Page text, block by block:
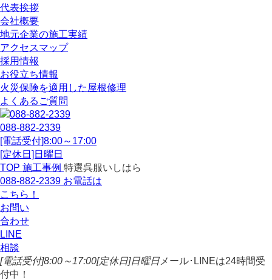
代表挨拶
会社概要
地元企業の施工実績
アクセスマップ
採用情報
お役立ち情報
火災保険を適用した屋根修理
よくあるご質問
088-882-2339
[電話受付]8:00～17:00
[定休日]日曜日
TOP 施工事例 特選呉服いしはら
088-882-2339 お電話は
こちら！
お問い
合わせ
LINE
相談
[電話受付]8:00～17:00[定休日]日曜日 メール･LINEは24時間受
付中！